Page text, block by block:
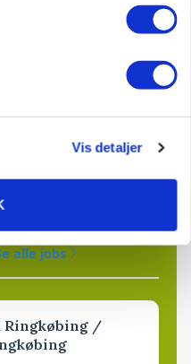
Vis detaljer
alle jobs
Ringkøbing /